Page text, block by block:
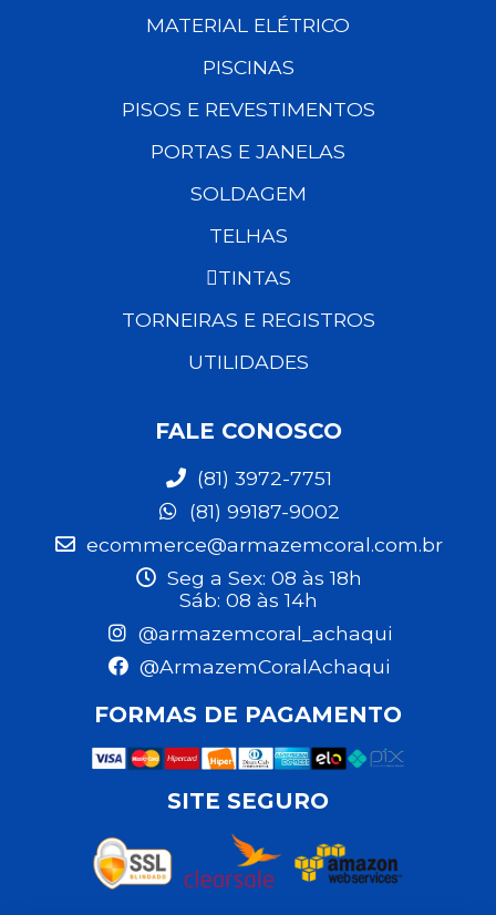
MATERIAL ELÉTRICO
PISCINAS
PISOS E REVESTIMENTOS
PORTAS E JANELAS
SOLDAGEM
TELHAS
TINTAS
TORNEIRAS E REGISTROS
UTILIDADES
FALE CONOSCO
(81) 3972-7751
(81) 99187-9002
ecommerce@armazemcoral.com.br
Seg a Sex: 08 às 18h
Sáb: 08 às 14h
@armazemcoral_achaqui
@ArmazemCoralAchaqui
FORMAS DE PAGAMENTO
SITE SEGURO